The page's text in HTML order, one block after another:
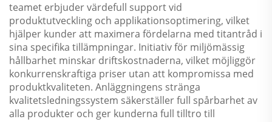
teamet erbjuder värdefull support vid
produktutveckling och applikationsoptimering, vilket
hjälper kunder att maximera fördelarna med titantråd i
sina specifika tillämpningar. Initiativ för miljömässig
hållbarhet minskar driftskostnaderna, vilket möjliggör
konkurrenskraftiga priser utan att kompromissa med
produktkvaliteten. Anläggningens stränga
kvalitetsledningssystem säkerställer full spårbarhet av
alla produkter och ger kunderna full tilltro till